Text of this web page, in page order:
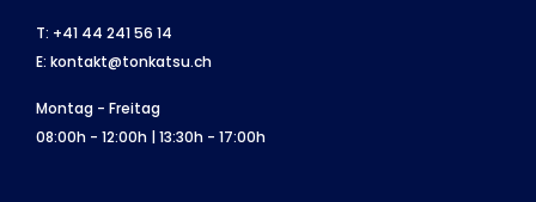
T: +41 44 241 56 14
E: kontakt@tonkatsu.ch
Montag - Freitag
08:00h - 12:00h | 13:30h - 17:00h